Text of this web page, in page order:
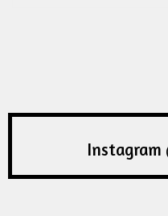
Instagram